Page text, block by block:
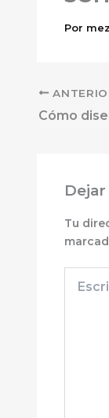
Por
Tu
aquí...